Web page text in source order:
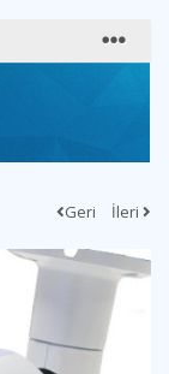
Geri İleri